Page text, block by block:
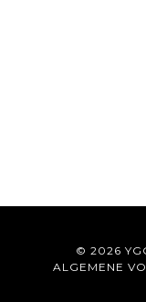
© 2026
ALGEMENE